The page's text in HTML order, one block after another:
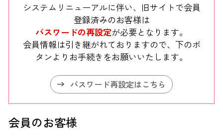
Proシリーズ スキンケア
カテゴリーで探す
症状から探す
ブランドから探す
システムリニューアルに伴い、旧サイトで会員
登録済みのお客様は
パスワードの再設定が必要となります。
会員情報は引き継がれておりますので、下のボ
タンよりお手続きをお願いいたします。
パスワード再設定はこちら
会員のお客様